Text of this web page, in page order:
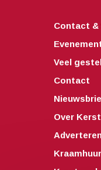
Contact &
Veel
Contact
Over